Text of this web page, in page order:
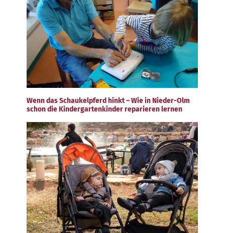
Wenn das Schaukelpferd hinkt – Wie in Nieder-Olm
schon die Kindergartenkinder reparieren lernen